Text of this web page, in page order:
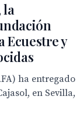
la
Ecuestre y
ha entregado
en Sevilla,